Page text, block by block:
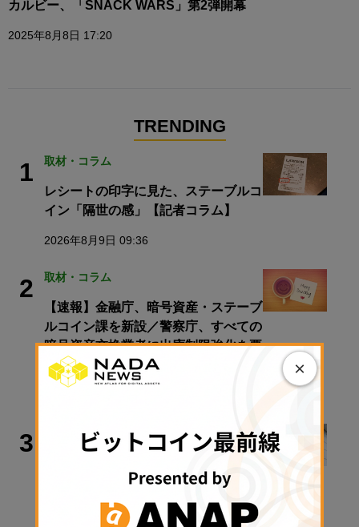
カルビー、「SNACK WARS」第2弾開幕
2025年8月8日 17:20
TRENDING
1 取材・コラム
レシートの印字に見た、ステーブルコ
イン「隔世の感」【記者コラム】
2026年8月9日 09:36
2 取材・コラム
【速報】金融庁、暗号資産・ステーブ
ルコイン課を新設／警察庁、すべての
暗号資産交換業者に出庫制限強化を要
請【日曜日に読みたい厳選10本】
3 政策・規制
【速報】金融庁、暗号資産・ステーブ
ルコイン課を新設
2026年8月5日 11:51
×